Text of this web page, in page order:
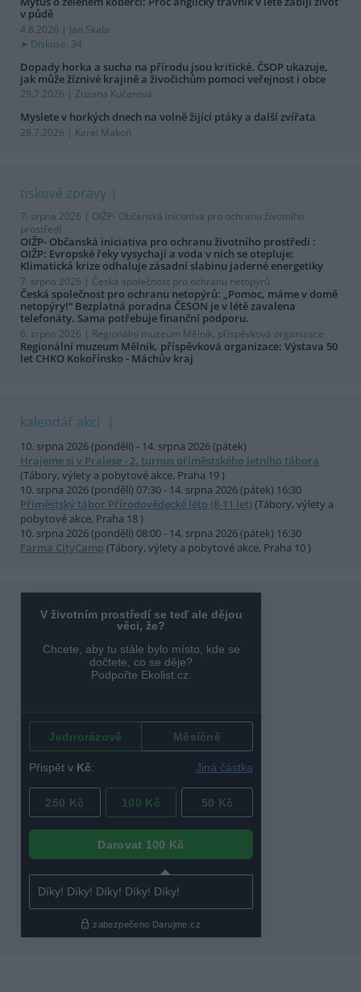
v půdě
4.8.2026 | Jan Skala
Diskuse: 34
Dopady horka a sucha na přírodu jsou kritické. ČSOP ukazuje,
jak může žíznivé krajině a živočichům pomoci veřejnost i obce
29.7.2026 | Zuzana Kučerová
Myslete v horkých dnech na volně žijící ptáky a další zvířata
28.7.2026 | Karel Makoň
tiskové zprávy
7. srpna 2026 | OIŽP- Občanská iniciativa pro ochranu životního
prostředí
OIŽP- Občanská iniciativa pro ochranu životního prostředí :
OIŽP: Evropské řeky vysychají a voda v nich se otepluje:
Klimatická krize odhaluje zásadní slabinu jaderné energetiky
7. srpna 2026 | Česká společnost pro ochranu netopýrů
Česká společnost pro ochranu netopýrů: „Pomoc, máme v domě
netopýry!“ Bezplatná poradna ČESON je v létě zavalena
telefonáty. Sama potřebuje finanční podporu.
6. srpna 2026 | Regionální muzeum Mělník, příspěvková organizace
Regionální muzeum Mělník, příspěvková organizace: Výstava 50
let CHKO Kokořínsko - Máchův kraj
kalendář akcí
10. srpna 2026 (pondělí) - 14. srpna 2026 (pátek)
Hrajeme si v Pralese - 2. turnus příměstského letního tábora
(Tábory, výlety a pobytové akce, Praha 19 )
10. srpna 2026 (pondělí) 07:30 - 14. srpna 2026 (pátek) 16:30
Příměstský tábor Přírodovědecké léto (8-11 let)(Tábory, výlety a
pobytové akce, Praha 18 )
10. srpna 2026 (pondělí) 08:00 - 14. srpna 2026 (pátek) 16:30
Farma CityCamp (Tábory, výlety a pobytové akce, Praha 10 )